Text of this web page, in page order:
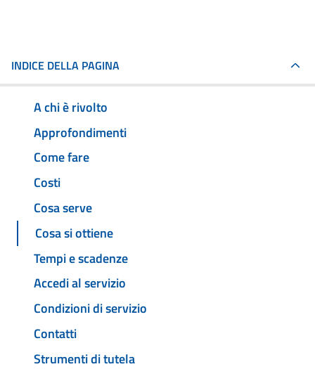
INDICE DELLA PAGINA
A chi è rivolto
Approfondimenti
Come fare
Costi
Cosa serve
Cosa si ottiene
Tempi e scadenze
Accedi al servizio
Condizioni di servizio
Contatti
Strumenti di tutela